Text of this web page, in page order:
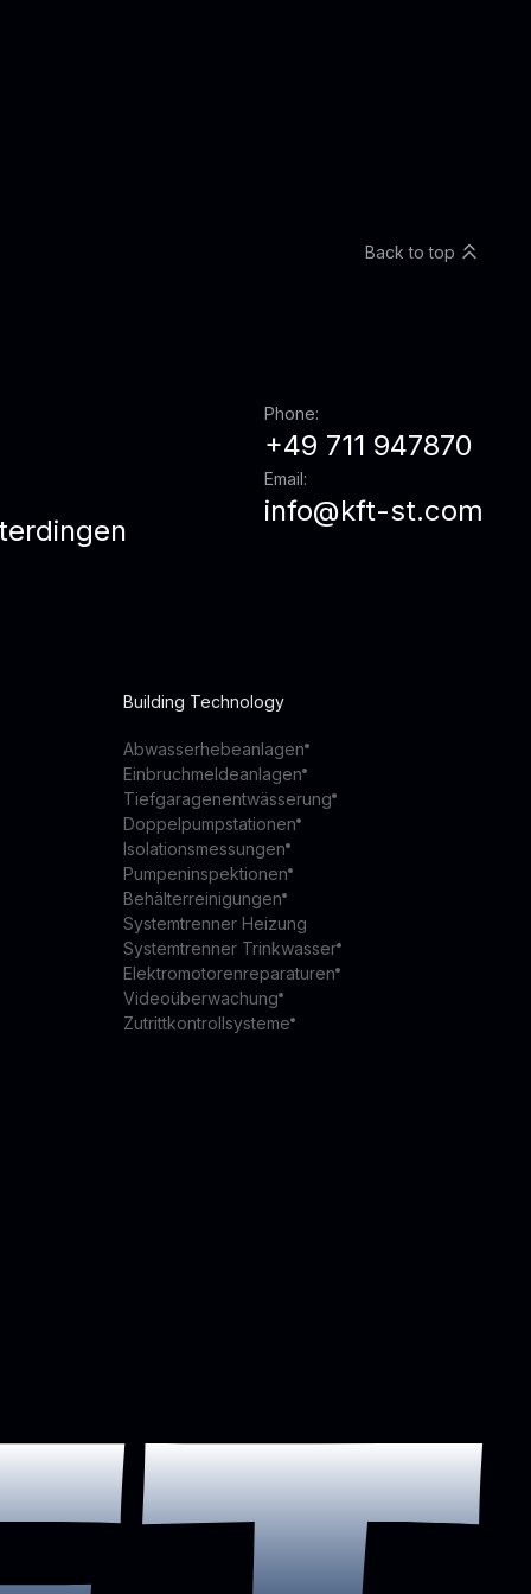
Back to top
Phone:
+49 711 947870
Email:
info@kft-st.com
Building Technology
Abwasserhebeanlagen
Einbruchmeldeanlagen
Tiefgaragenentwässerung
Doppelpumpstationen
Isolationsmessungen
Pumpeninspektionen
Behälterreinigungen
Systemtrenner Heizung
Systemtrenner Trinkwasser
Elektromotorenreparaturen
Videoüberwachung
Zutrittkontrollsysteme